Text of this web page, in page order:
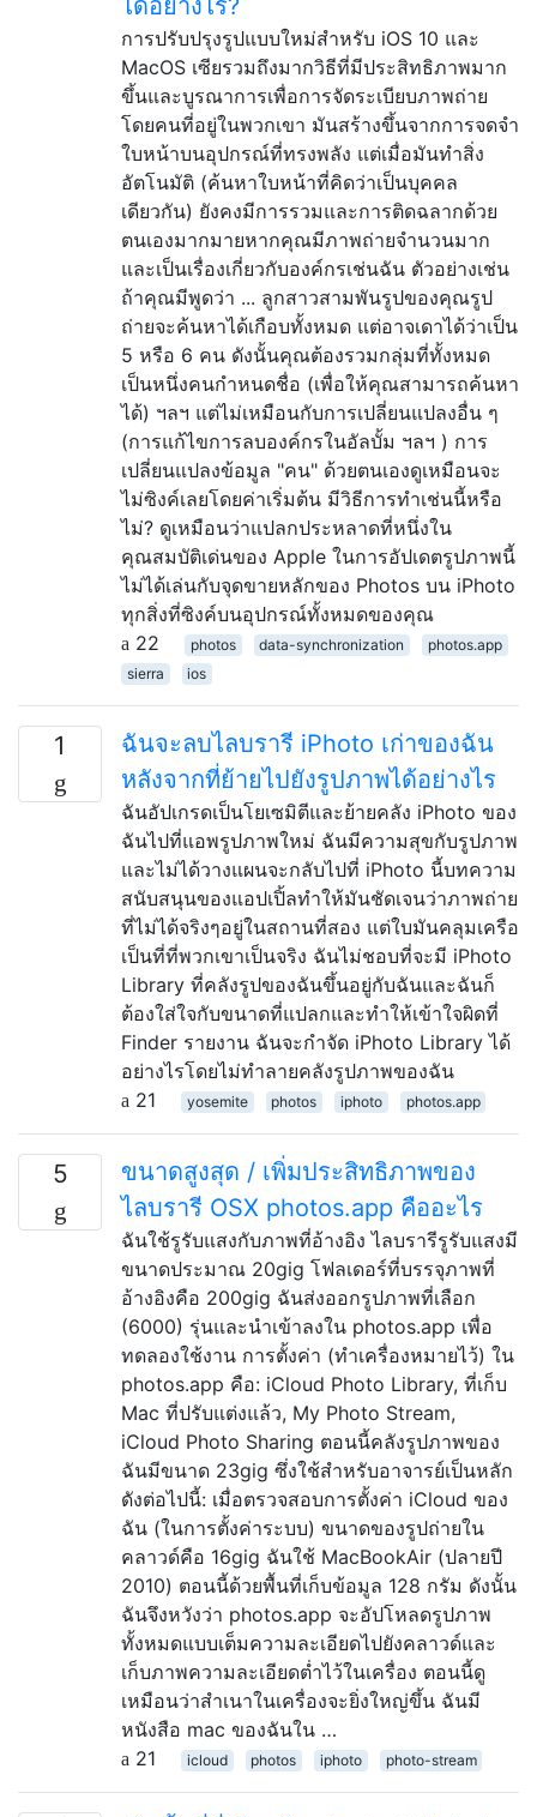
การปรับปรุงรูปแบบใหม่สำหรับ iOS 10 และ
MacOS เซียรวมถึงมากวิธีที่มีประสิทธิภาพมาก
ขึ้นและบูรณาการเพื่อการจัดระเบียบภาพถ่าย
โดยคนที่อยู่ในพวกเขา มันสร้างขึ้นจากการจดจำ
ใบหน้าบนอุปกรณ์ที่ทรงพลัง แต่เมื่อมันทำสิ่ง
อัตโนมัติ (ค้นหาใบหน้าที่คิดว่าเป็นบุคคล
เดียวกัน) ยังคงมีการรวมและการติดฉลากด้วย
ตนเองมากมายหากคุณมีภาพถ่ายจำนวนมาก
และเป็นเรื่องเกี่ยวกับองค์กรเช่นฉัน ตัวอย่างเช่น
ถ้าคุณมีพูดว่า ... ลูกสาวสามพันรูปของคุณรูป
ถ่ายจะค้นหาได้เกือบทั้งหมด แต่อาจเดาได้ว่าเป็น
5 หรือ 6 คน ดังนั้นคุณต้องรวมกลุ่มที่ทั้งหมด
เป็นหนึ่งคนกำหนดชื่อ (เพื่อให้คุณสามารถค้นหา
ได้) ฯลฯ แต่ไม่เหมือนกับการเปลี่ยนแปลงอื่น ๆ
(การแก้ไขการลบองค์กรในอัลบั้ม ฯลฯ ) การ
เปลี่ยนแปลงข้อมูล "คน" ด้วยตนเองดูเหมือนจะ
ไม่ซิงค์เลยโดยค่าเริ่มต้น มีวิธีการทำเช่นนี้หรือ
ไม่? ดูเหมือนว่าแปลกประหลาดที่หนึ่งใน
คุณสมบัติเด่นของ Apple ในการอัปเดตรูปภาพนี้
ไม่ได้เล่นกับจุดขายหลักของ Photos บน iPhoto
ทุกสิ่งที่ซิงค์บนอุปกรณ์ทั้งหมดของคุณ
22
photos data-synchronization
photos.app
sierra
ios
1
ฉันจะลบไลบรารี iPhoto เก่าของฉัน
หลังจากที่ย้ายไปยังรูปภาพได้อย่างไร
ฉันอัปเกรดเป็นโยเซมิตีและย้ายคลัง iPhoto ของ
ฉันไปที่แอพรูปภาพใหม่ ฉันมีความสุขกับรูปภาพ
และไม่ได้วางแผนจะกลับไปที่ iPhoto นี้บทความ
สนับสนุนของแอปเปิ้ลทำให้มันชัดเจนว่าภาพถ่าย
ที่ไม่ได้จริงๆอยู่ในสถานที่สอง แต่ใบมันคลุมเครือ
เป็นที่ที่พวกเขาเป็นจริง ฉันไม่ชอบที่จะมี iPhoto
Library ที่คลังรูปของฉันขึ้นอยู่กับฉันและฉันก็
ต้องใส่ใจกับขนาดที่แปลกและทำให้เข้าใจผิดที่
Finder รายงาน ฉันจะกำจัด iPhoto Library ได้
อย่างไรโดยไม่ทำลายคลังรูปภาพของฉัน
21
yosemite photos iphoto photos.app
5
ขนาดสูงสุด / เพิ่มประสิทธิภาพของ
ไลบรารี OSX photos.app คืออะไร
ฉันใช้รูรับแสงกับภาพที่อ้างอิง ไลบรารีรูรับแสงมี
ขนาดประมาณ 20gig โฟลเดอร์ที่บรรจุภาพที่
อ้างอิงคือ 200gig ฉันส่งออกรูปภาพที่เลือก
(6000) รุ่นและนำเข้าลงใน photos.app เพื่อ
ทดลองใช้งาน การตั้งค่า (ทำเครื่องหมายไว้) ใน
photos.app คือ: iCloud Photo Library, ที่เก็บ
Mac ที่ปรับแต่งแล้ว, My Photo Stream,
iCloud Photo Sharing ตอนนี้คลังรูปภาพของ
ฉันมีขนาด 23gig ซึ่งใช้สำหรับอาจารย์เป็นหลัก
ดังต่อไปนี้: เมื่อตรวจสอบการตั้งค่า iCloud ของ
ฉัน (ในการตั้งค่าระบบ) ขนาดของรูปถ่ายใน
คลาวด์คือ 16gig ฉันใช้ MacBookAir (ปลายปี
2010) ตอนนี้ด้วยพื้นที่เก็บข้อมูล 128 กรัม ดังนั้น
ฉันจึงหวังว่า photos.app จะอัปโหลดรูปภาพ
ทั้งหมดแบบเต็มความละเอียดไปยังคลาวด์และ
เก็บภาพความละเอียดต่ำไว้ในเครื่อง ตอนนี้ดู
เหมือนว่าสำเนาในเครื่องจะยิ่งใหญ่ขึ้น ฉันมี
หนังสือ mac ของฉันใน …
21
icloud photos iphoto photo-stream